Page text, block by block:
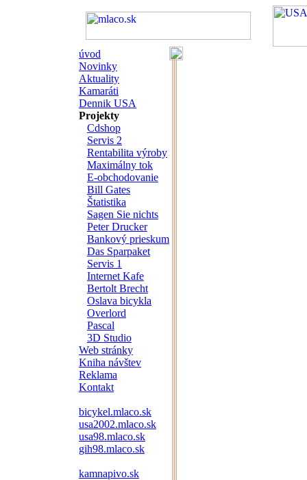
úvod
Novinky
Aktuality
Kamaráti
Dennik USA
Projekty
Cdshop
Servis 2
Rentabilita výroby
Maximálny tok
E-obchodovanie
Bill Gates
Štatistika
Sagen Sie nichts
Peter Drucker
Bankový prieskum
Das Sparpaket
Servis 1
Internet Kafe
Bertolt Brecht
Oslava bicykla
Overlord
Pascal
3D Studio
Web stránky
Kniha návštev
Reklama
Kontakt
bicykel.mlaco.sk
usa2002.mlaco.sk
usa98.mlaco.sk
gih98.mlaco.sk
kamnapivo.sk